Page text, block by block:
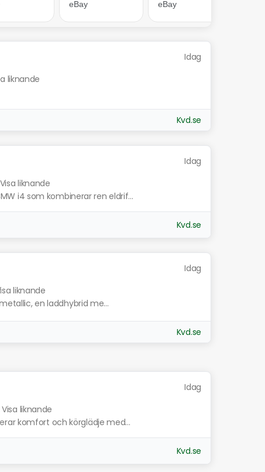
Idag
liknande
Kvd.se
Idag
Visa liknande
i4 som kombinerar ren eldrif...
Kvd.se
Idag
liknande
en laddhybrid me...
Kvd.se
Idag
Visa liknande
komfort och körglädje med...
Kvd.se